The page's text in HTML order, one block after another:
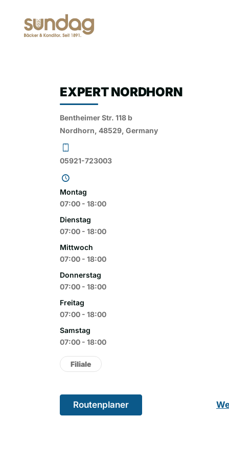
EXPERT NORDHORN
Bentheimer Str. 118 b
Nordhorn, 48529, Germany
05921-723003
Montag
07:00 - 18:00
Dienstag
07:00 - 18:00
Mittwoch
07:00 - 18:00
Donnerstag
07:00 - 18:00
Freitag
07:00 - 18:00
Samstag
07:00 - 18:00
Filiale
Routenplaner